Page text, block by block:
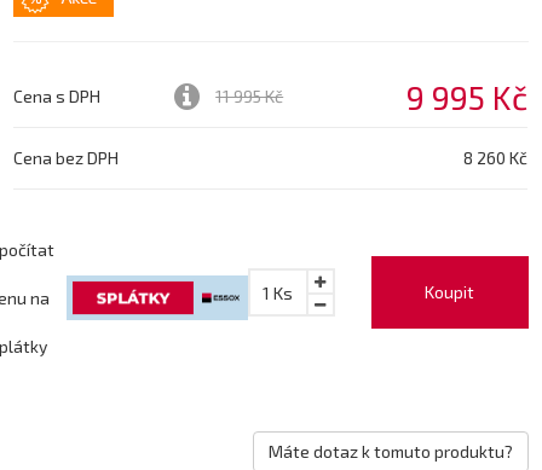
Cena s DPH 11 995 Kč 9 995 Kč
Cena bez DPH 8 260 Kč
Koupit
1 Ks
na
Máte dotaz k tomuto produktu?